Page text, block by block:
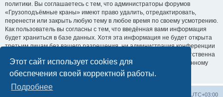
Этот сайт использует cookies для
обеспечения своей корректной работы.
Подробнее
политики. Вы соглашаетесь с тем, что администраторы форумов
«Грузоподъёмные краны» имеют право удалить, отредактировать,
перенести или закрыть любую тему в любое время по своему усмотрению.
Как пользователь вы согласны с тем, что введённая вами информация
будет храниться в базе данных. Хотя эта информация не будет открыта
третьим лицам без вашего разрешения, ни администрация конференции
«Грузоподъёмные краны», ни phpBB Limited не может быть ответственна
за действия хакеров, которые могут привести к несанкционированному
доступу к ней.
UTC+03:00